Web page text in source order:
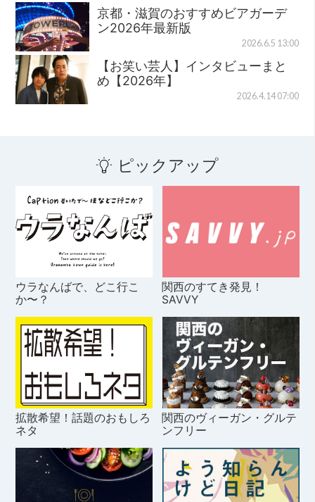
京都・滋賀のおすすめビアガーデ
ン2026年最新版
2026.6.5 13:00
【お笑い芸人】インタビューまと
め【2026年】
2026.4.14 07:00
ピックアップ
ウラなんばで、どこ行こ
か〜？
関西のすてき発見！
SAVVY
拡散希望！話題のおもしろ
ネタ
関西のヴィーガン・グルテ
ンフリー